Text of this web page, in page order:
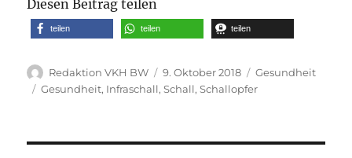
Diesen Beitrag teilen
teilen teilen teilen
Autor
Redaktion VKH BW
Veröffentlicht
am
9. Oktober 2018 Kategorien
Gesundheit
Schlagwörter
Gesundheit, Infraschall,Schall,Schallopfer